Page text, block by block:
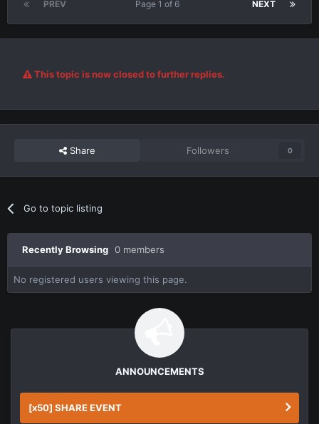
PREV NEXT
Page 1 of 6
This topic is now closed to further replies.
Share Followers 0
Go to topic listing
Recently Browsing 0 members
No registered users viewing this page.
ANNOUNCEMENTS
[x50] SHARE EVENT